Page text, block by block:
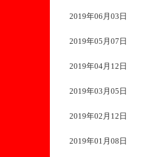
2019年06月03日
2019年05月07日
2019年04月12日
2019年03月05日
2019年02月12日
2019年01月08日